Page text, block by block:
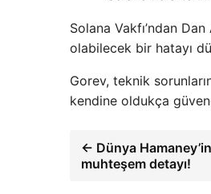
Solana Vakfı’ndan
olabilecek bir hatayı
Gorev, teknik
kendine oldukça
← Dünya
muhteşem detayı!